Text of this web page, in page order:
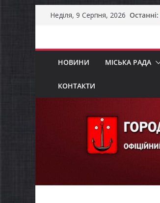
Перейти
Неділя, 9 Серпня, 2026 Останні:
НОВИНИ МІСЬКА РАДА
КОНТАКТИ